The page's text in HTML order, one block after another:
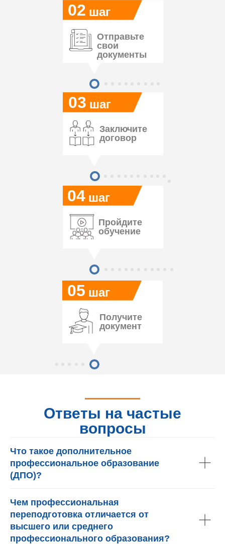
05
04
03
02 шаг
шаг
шаг
шаг
Отправьте
свои
документы
Заключите
договор
Пройдите
обучение
Получите
документ
Ответы на частые
вопросы
Что такое дополнительное
профессиональное образование
(ДПО)?
Чем профессиональная
переподготовка отличается от
высшего или среднего
профессионального образования?